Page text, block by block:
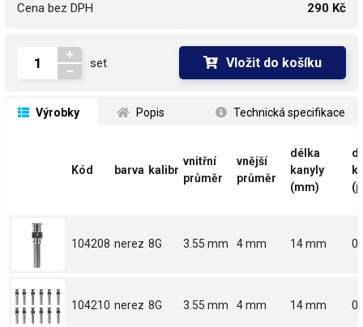
Cena bez DPH 290 Kč
set Vložit do košíku
Výrobky Popis Technická specifikace
Kód barva kalibr
vnitřní
průměr
vnější
průměr
délka
kanyly
(mm)
104208 nerez 8G 3.55 mm 4 mm 14 mm
104210 nerez 8G 3.55 mm 4 mm 14 mm